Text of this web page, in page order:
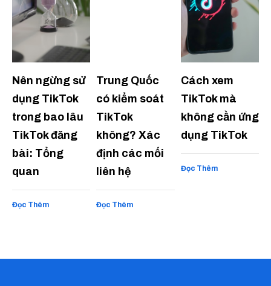
Nên ngừng sử
dụng TikTok
trong bao lâu
TikTok đăng
bài: Tổng
quan
Đọc Thêm
Trung Quốc
có kiểm soát
TikTok
không? Xác
định các mối
liên hệ
Đọc Thêm
Cách xem
TikTok mà
không cần ứng
dụng TikTok
Đọc Thêm